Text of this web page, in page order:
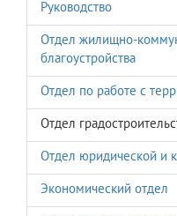
Руководство
Отдел жилищно-
благоустройства
Отдел по работе с
Отдел
Отдел юридической и
Экономический отдел